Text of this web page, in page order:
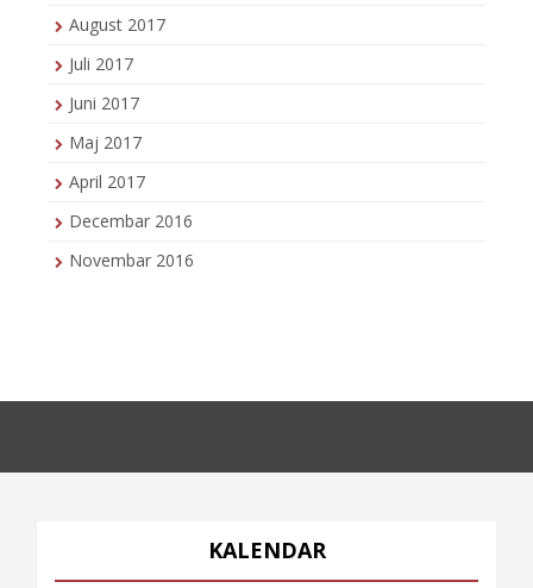
August 2017
Juli 2017
Juni 2017
Maj 2017
April 2017
Decembar 2016
Novembar 2016
KALENDAR